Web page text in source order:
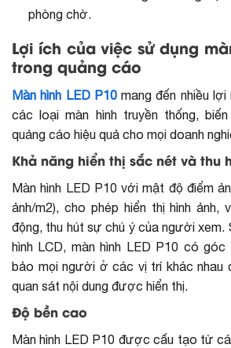
phòng chờ.
Lợi ích của việc sử dụng
trong quảng cáo
Màn hình LED P10mang đến nhiều
các loại màn hình truyền thống,
quảng cáo hiệu quả cho mọi doanh
Khả năng hiển thị sắc nét và thu
Màn hình LED P10 với mật độ điểm
ảnh/m2), cho phép hiển thị hình ảnh,
động, thu hút sự chú ý của người
hình LCD, màn hình LED P10 có góc
bảo mọi người ở các vị trí khác nhau
quan sát nội dung được hiển thị.
Độ bền cao
Màn hình LED P10 được cấu tạo từ